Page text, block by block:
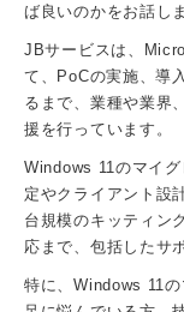
ば良いのかをお話し
JBサービスは、
て、PoCの実施、導
るまで、業種や業界
援を行っています。
Windows 11のマイ
定やクライアント設
台規模のキッティン
応まで、包括したサ
特に、Windows 11